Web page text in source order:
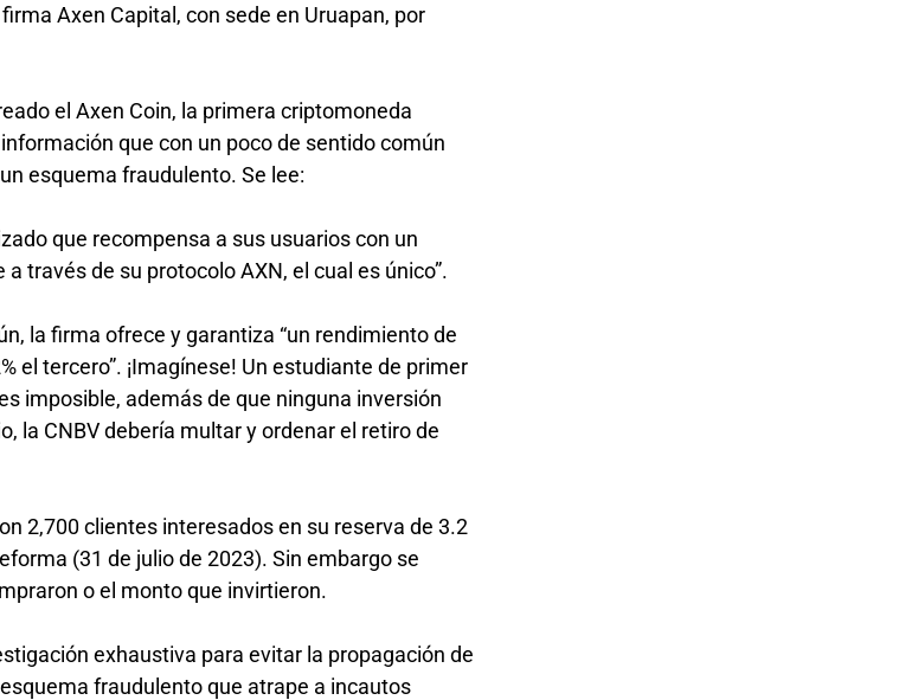
Axen Capital, con sede en Uruapan, por
el Axen Coin, la primera criptomoneda
que con un poco de sentido común
esquema fraudulento. Se lee:
que recompensa a sus usuarios con un
través de su protocolo AXN, el cual es único”.
la firma ofrece y garantiza “un rendimiento de
el tercero”. ¡Imagínese! Un estudiante de primer
imposible, además de que ninguna inversión
la CNBV debería multar y ordenar el retiro de
2,700 clientes interesados en su reserva de 3.2
(31 de julio de 2023). Sin embargo se
o el monto que invirtieron.
exhaustiva para evitar la propagación de
fraudulento que atrape a incautos